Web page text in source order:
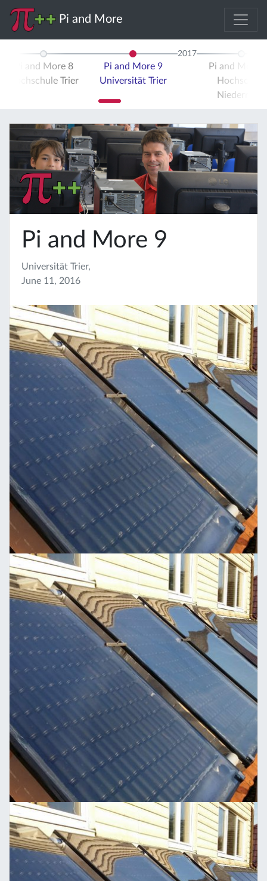
Pi and More
Pi and More 8
Hochschule Trier
Pi and More 9
Universität Trier
2017
Pi and More
Hochschule
Niederrhein
Pi and More 9
Universität Trier,
June 11, 2016